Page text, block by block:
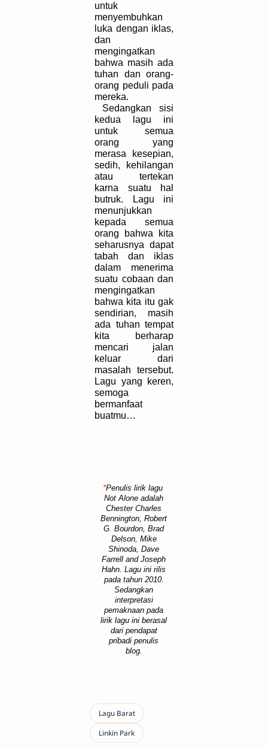
untuk
menyembuhkan
luka dengan iklas,
dan
mengingatkan
bahwa masih ada
tuhan dan orang-
orang peduli pada
mereka.
Sedangkan sisi
kedua lagu ini
untuk semua
orang yang
merasa kesepian,
sedih, kehilangan
atau tertekan
karna suatu hal
butruk. Lagu ini
menunjukkan
kepada semua
orang bahwa kita
seharusnya dapat
tabah dan iklas
dalam menerima
suatu cobaan dan
mengingatkan
bahwa kita itu gak
sendirian, masih
ada tuhan tempat
kita berharap
mencari jalan
keluar dari
masalah tersebut.
Lagu yang keren,
semoga
bermanfaat
buatmu…
*Penulis lirik lagu
Not Alone adalah
Chester Charles
Bennington, Robert
G. Bourdon, Brad
Delson, Mike
Shinoda, Dave
Farrell and Joseph
Hahn. Lagu ini rilis
pada tahun 2010.
Sedangkan
interpretasi
pemaknaan pada
lirik lagu ini berasal
dari pendapat
pribadi penulis
blog.